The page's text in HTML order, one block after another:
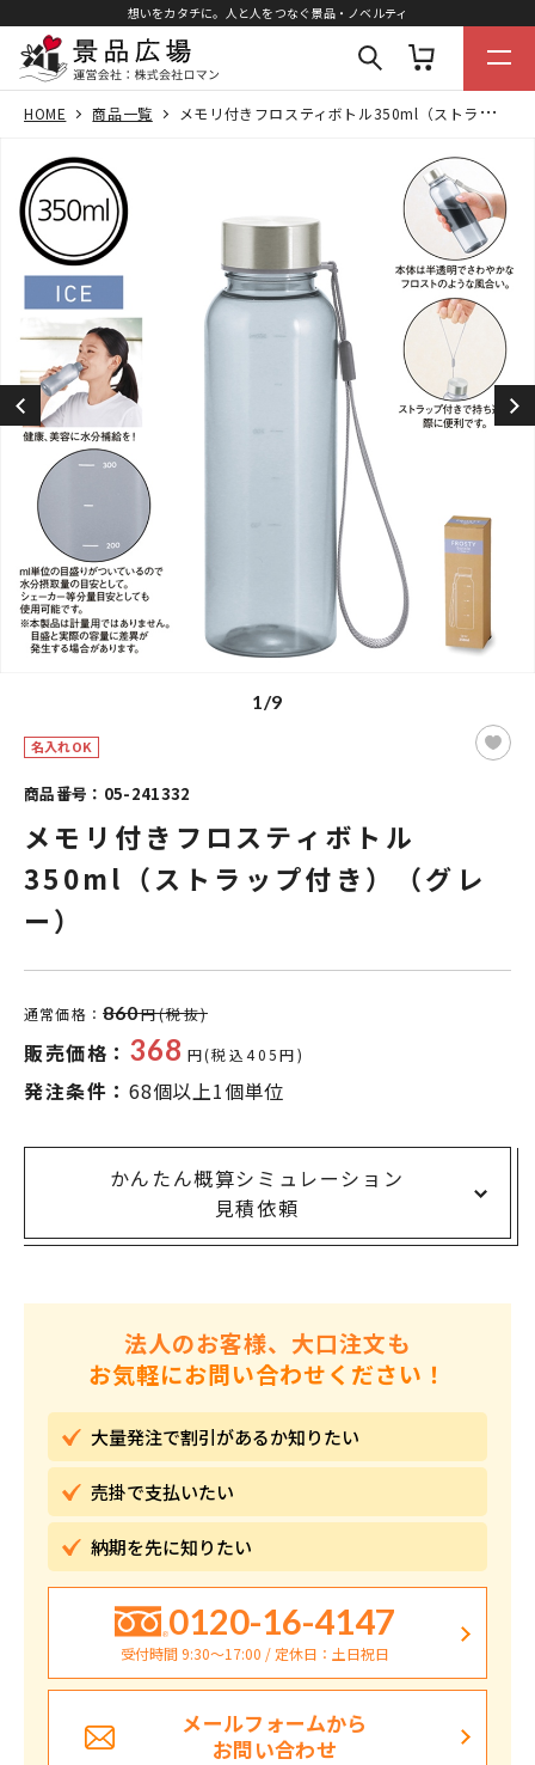
想いをカタチに。人と人をつなぐ景品・ノベルティ
HOME 商品一覧 メモリ付きフロスティボトル350ml（ストラップ付き）（グレー）
1/9
名入れOK
商品番号：05-241332
メモリ付きフロスティボトル
350ml（ストラップ付き）（グレ
ー）
通常価格： 860円(税抜)
販売価格： 368 円(税込405円)
発注条件： 68個以上1個単位
かんたん概算シミュレーション
見積依頼
法人のお客様、大口注文も
お気軽にお問い合わせください！
大量発注で割引があるか知りたい
売掛で支払いたい
納期を先に知りたい
0120-16-4147
受付時間 9:30〜17:00 / 定休日：土日祝日
メールフォームから
お問い合わせ